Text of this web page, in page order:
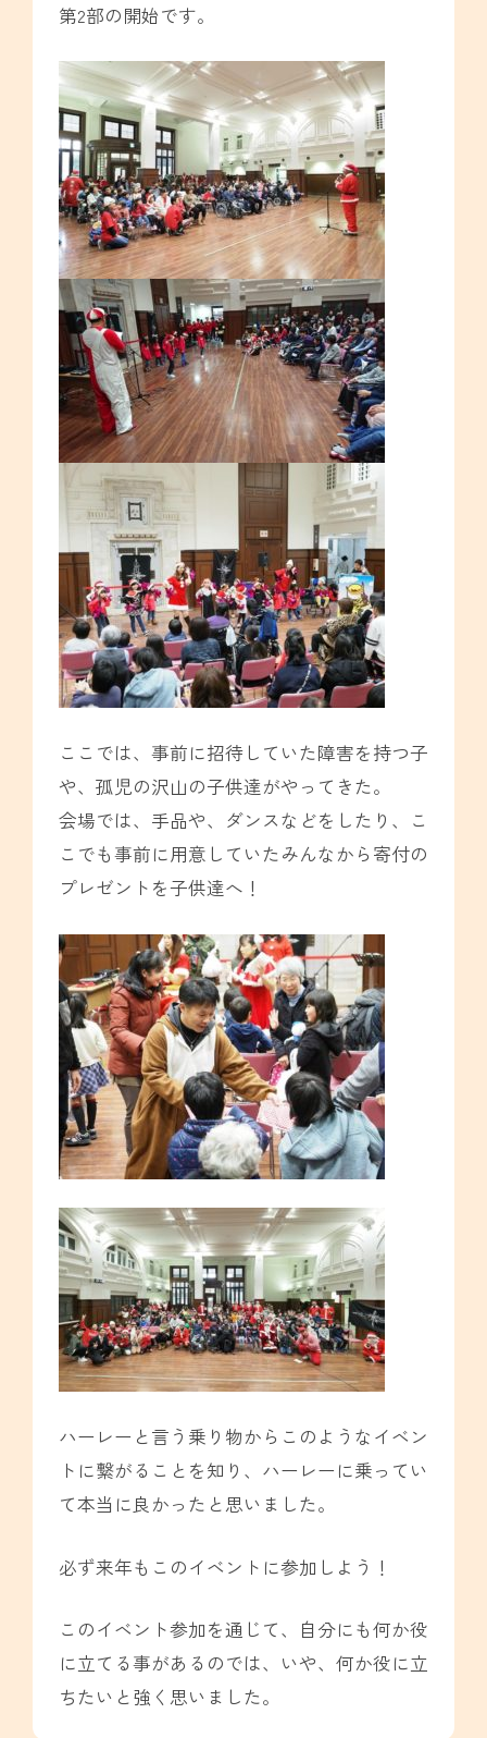
第2部の開始です。
ここでは、事前に招待していた障害を持つ子
や、孤児の沢山の子供達がやってきた。
会場では、手品や、ダンスなどをしたり、こ
こでも事前に用意していたみんなから寄付の
プレゼントを子供達へ！
ハーレーと言う乗り物からこのようなイベン
トに繋がることを知り、ハーレーに乗ってい
て本当に良かったと思いました。
必ず来年もこのイベントに参加しよう！
このイベント参加を通じて、自分にも何か役
に立てる事があるのでは、いや、何か役に立
ちたいと強く思いました。